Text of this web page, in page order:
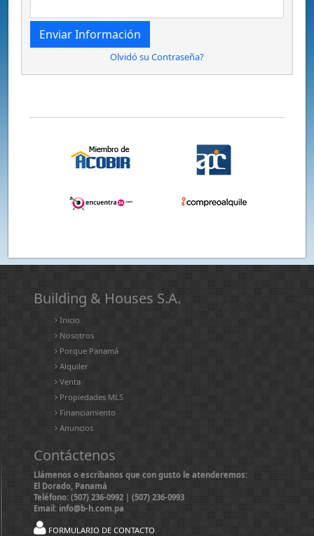
Olvidó su Contraseña?
Building & Houses S.A.
Inicio
Nosotros
Porque Panamá
Alquiler
Venta
Propiedades MLS
Financiamiento
Anuncios
Contáctenos
Llámenos o escribanos que con gusto le atenderemos:
El Dorado, Panamá
Teléfono: (507) 236-0992 | (507) 236-0993
Email: info@b-h.com.pa
FORMULARIO DE CONTACTO